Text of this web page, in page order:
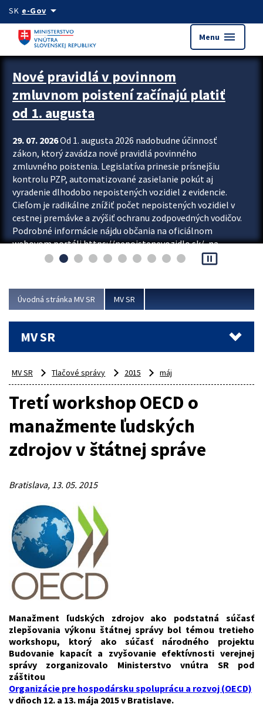
Preskocit na hlavný obsah
SK e-Govarrow_drop_down
Menu menu
Zastavit automatický posun upútavok
Nové pravidlá v povinnom
zmluvnom poistení začínajú platiť
od 1. augusta
29. 07. 2026Od 1. augusta 2026 nadobudne účinnosť
zákon, ktorý zavádza nové pravidlá povinného
zmluvného poistenia. Legislatíva prinesie prísnejšiu
kontrolu PZP, automatizované zasielanie pokút aj
vyradenie dlhodobo nepoistených vozidiel z evidencie.
Cieľom je radikálne znížiť počet nepoistených vozidiel v
cestnej premávke a zvýšiť ochranu zodpovedných vodičov.
Podrobné informácie nájdu občania na oficiálnom
webovom portáli https://nepoistenevozidlo.sk/, na
ktorom od augusta pribudne aj možnosť overiť si...
pause_presentation
Úvodná stránka MV SR MV SR
MV SR
MV SR Tlačové správy 2015 máj
Tretí workshop OECD o
manažmente ľudských
zdrojov v štátnej správe
Bratislava, 13. 05. 2015
Manažment ľudských zdrojov ako podstatná súčasť
zlepšovania výkonu štátnej správy bol témou tretieho
workshopu, ktorý ako súčasť národného projektu
Budovanie kapacít a zvyšovanie efektívnosti verejnej
správy zorganizovalo Ministerstvo vnútra SR pod
záštitou
Organizácie pre hospodársku spoluprácu a rozvoj (OECD)
v dňoch 12. a 13. mája 2015 v Bratislave.